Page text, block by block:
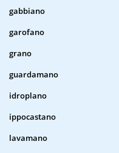
gabbiano
garofano
grano
guardamano
idroplano
ippocastano
lavamano